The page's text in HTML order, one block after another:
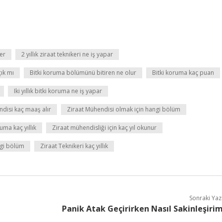
2 yıllık ziraat teknikeri ne iş yapar
mı Bitki koruma bölümünü bitiren ne olur Bitki koruma kaç puan
Iki yıllık bitki koruma ne iş yapar
kaç maaş alır Ziraat Mühendisi olmak için hangi bölüm
kaç yıllık Ziraat mühendisliği için kaç yıl okunur
bölüm Ziraat Teknikeri kaç yıllık
Sonraki
Panik Atak Geçirirken Nasıl